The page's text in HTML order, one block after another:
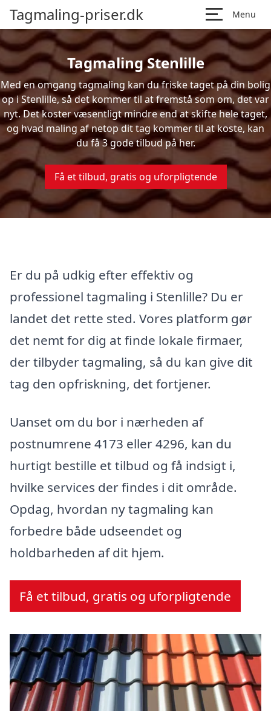
Tagmaling-priser.dk Menu
Tagmaling Stenlille
Med en omgang tagmaling kan du friske taget på din bolig
op i Stenlille, så det kommer til at fremstå som om, det var
nyt. Det koster væsentligt mindre end at skifte hele taget,
og hvad maling af netop dit tag kommer til at koste, kan
du få 3 gode tilbud på her.
Få et tilbud, gratis og uforpligtende
Er du på udkig efter effektiv og
professionel tagmaling i Stenlille? Du er
landet det rette sted. Vores platform gør
det nemt for dig at finde lokale firmaer,
der tilbyder tagmaling, så du kan give dit
tag den opfriskning, det fortjener.
Uanset om du bor i nærheden af
postnumrene 4173 eller 4296, kan du
hurtigt bestille et tilbud og få indsigt i,
hvilke services der findes i dit område.
Opdag, hvordan ny tagmaling kan
forbedre både udseendet og
holdbarheden af dit hjem.
Få et tilbud, gratis og uforpligtende